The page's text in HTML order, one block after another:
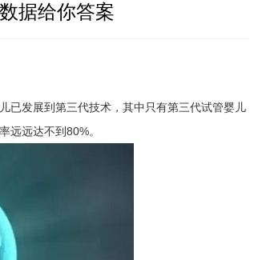
据给你答案
发展到第三代技术，其中只有第三代试管婴儿
远远达不到80%。